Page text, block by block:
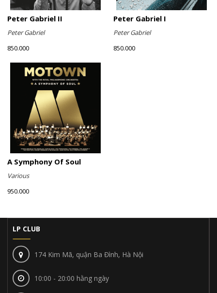
Peter Gabriel II
Peter Gabriel
850.000
Peter Gabriel I
Peter Gabriel
850.000
A Symphony Of Soul
Various
950.000
LP CLUB
174 Kim Mã, quận Ba Đình, Hà Nội
10:00 - 20:00 hằng ngày